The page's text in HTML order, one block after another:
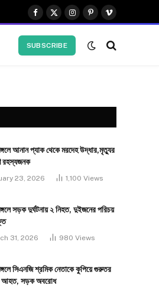
Facebook
X
Instagram
Pinterest
Vimeo
SUBSCRIBE
আনান প্যাক থেকে মরদেহ উদ্ধার,মৃত্যুর
রহস্যজনক
23, 2026 1,100 Views
সড়ক দুর্ঘটনায় ২ নিহত, দুইজনের পরিচয়
31, 2026 980 Views
সিএনজি শ্রমিক নেতাকে কুপিয়ে গুরুতর
আহত, সড়ক অবরোধ